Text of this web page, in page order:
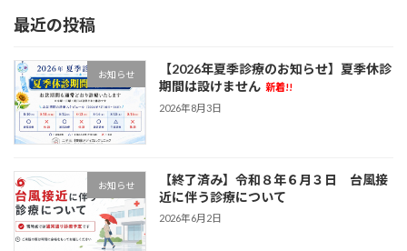
最近の投稿
お知らせ
【2026年夏季診療のお知らせ】夏季休診
期間は設けません 新着!!
2026年8月3日
お知らせ
【終了済み】令和８年６月３日 台風接
近に伴う診療について
2026年6月2日